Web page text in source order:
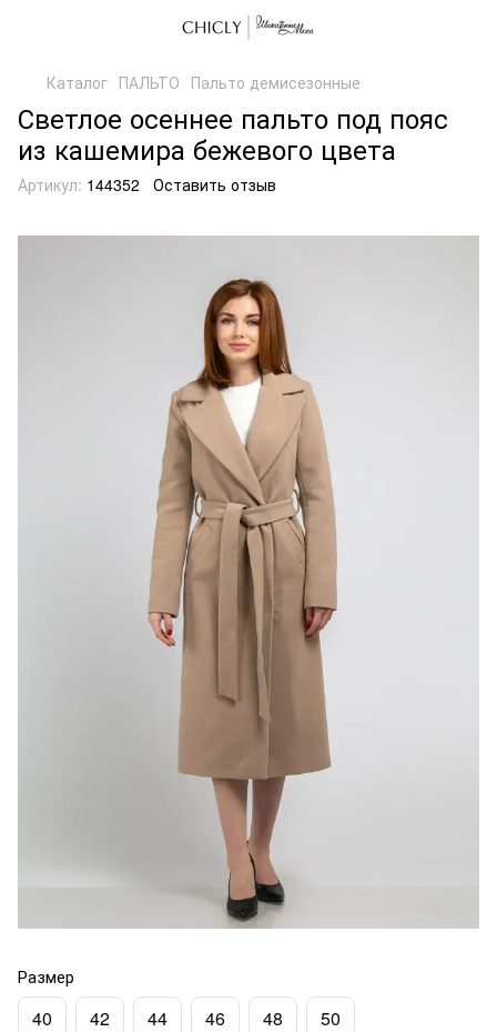
Каталог ПАЛЬТО Пальто демисезонные
Светлое осеннее пальто под пояс
из кашемира бежевого цвета
Артикул: 144352 Оставить отзыв
Размер
40 42 44 46 48 50